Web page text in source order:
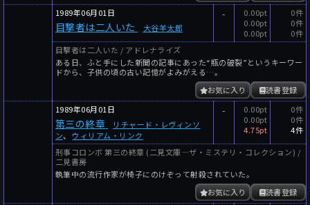
1989年06月01日
目撃者は二人いた 大谷羊太郎
-
0.00pt
0.00pt
0.00pt
0件
0件
0件
目撃者は二人いた / アドレナライズ
ある日、ふと手にした新聞の記事にあった“瓶の破裂”というキーワー
ドから、子供の頃の古い記憶がよみがえる…。
読書登録
お気に入り
1989年06月01日
第三の終章
リチャード・レヴィンソ
ン、 ウィリアム・リンク
-
0.00pt
0.00pt
4.75pt
0件
0件
4件
刑事コロンボ 第三の終章 (二見文庫―ザ・ミステリ・コレクション) /
二見書房
執筆中の流行作家が椅子にのけぞって射殺されていた。
読書登録
お気に入り